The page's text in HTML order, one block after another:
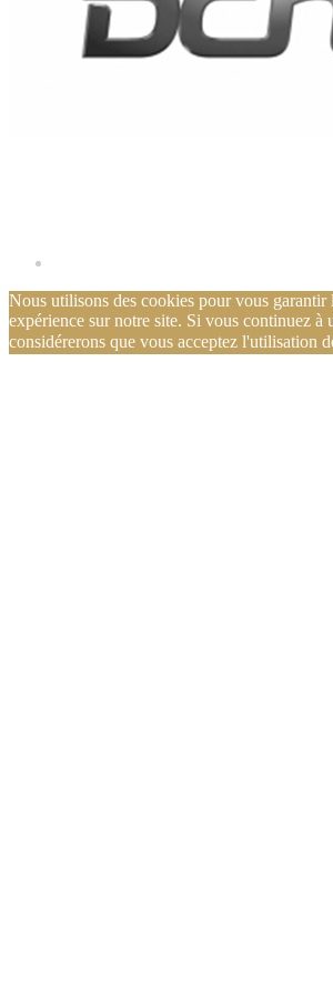
Nous utilisons des cookies pour vous garantir
expérience sur notre site. Si vous continuez à
considérerons que vous acceptez l'utilisation